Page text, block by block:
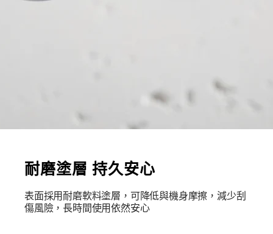
耐磨塗層 持久安心
表面採用耐磨軟料塗層，可降低與機身摩擦，減少刮
傷風險，長時間使用依然安心